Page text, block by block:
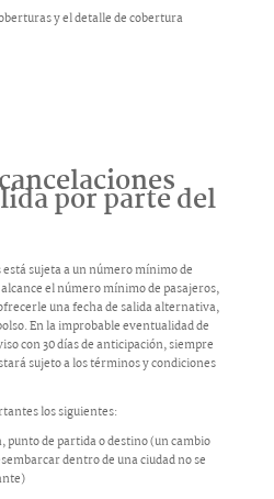
y el detalle de cobertura
por parte del
sujeta a un número mínimo de
alcance el número mínimo de pasajeros,
una fecha de salida alternativa,
En la improbable eventualidad de
con 30 días de anticipación, siempre
sujeto a los términos y condiciones
los siguientes:
punto de partida o destino (un cambio
dentro de una ciudad no se